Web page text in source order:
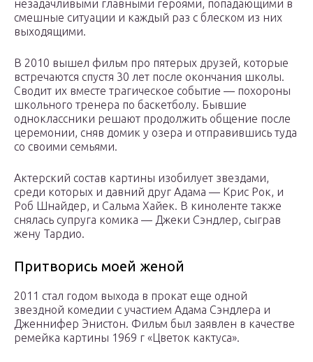
незадачливыми главными героями, попадающими в
смешные ситуации и каждый раз с блеском из них
выходящими.
В 2010 вышел фильм про пятерых друзей, которые
встречаются спустя 30 лет после окончания школы.
Сводит их вместе трагическое событие — похороны
школьного тренера по баскетболу. Бывшие
одноклассники решают продолжить общение после
церемонии, сняв домик у озера и отправившись туда
со своими семьями.
Актерский состав картины изобилует звездами,
среди которых и давний друг Адама — Крис Рок, и
Роб Шнайдер, и Сальма Хайек. В киноленте также
снялась супруга комика — Джеки Сэндлер, сыграв
жену Тардио.
Притворись моей женой
2011 стал годом выхода в прокат еще одной
звездной комедии с участием Адама Сэндлера и
Дженнифер Энистон. Фильм был заявлен в качестве
ремейка картины 1969 г «Цветок кактуса».